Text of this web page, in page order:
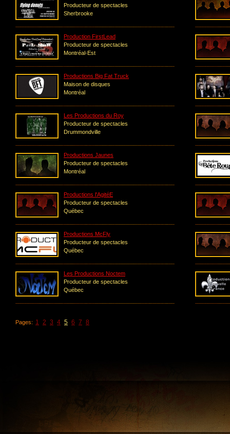
Producteur de spectacles
Sherbrooke
Production FirstLead
Producteur de spectacles
Montréal-Est
Productions Big Fat Truck
Maison de disques
Montréal
Les Productions du Roy
Producteur de spectacles
Drummondville
Productions Jaunes
Producteur de spectacles
Montréal
Productions l'AgitéE
Producteur de spectacles
Québec
Productions McFly
Producteur de spectacles
Québec
Les Productions Noctem
Producteur de spectacles
Québec
Pages: 1 2 3 4 5 6 7 8